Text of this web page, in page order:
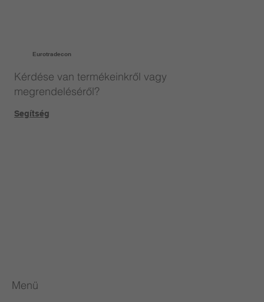
Eurotradecon
Kérdése van termékeinkről vagy
megrendeléséről?
Segítség
Menü